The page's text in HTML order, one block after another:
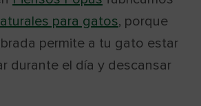
para gatos, porque
permite a tu gato estar
durante el día y descansar